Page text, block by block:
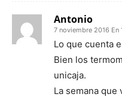
Antonio
7 noviembre 2016 En
Lo que cuenta
Bien los
unicaja.
La semana